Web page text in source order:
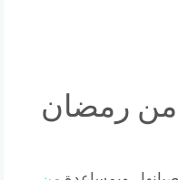
من رمضان